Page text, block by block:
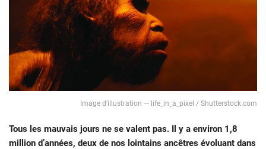
Image d’illustration — life_in_a_pixel / Shutterstock.com
Tous les mauvais jours ne se valent pas. Il y a environ 1,8
million d’années, deux de nos lointains ancêtres évoluant dans